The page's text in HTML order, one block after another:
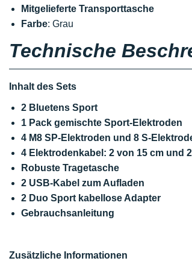
Mitgelieferte Transporttasche
Farbe: Grau
Technische
Inhalt des Sets
2 Bluetens Sport
1 Pack gemischte Sport-Elektroden
4 M8 SP-Elektroden und 8 S-
4 Elektrodenkabel: 2 von 15 cm und
Robuste Tragetasche
2 USB-Kabel zum Aufladen
2 Duo Sport kabellose Adapter
Gebrauchsanleitung
Zusätzliche Informationen